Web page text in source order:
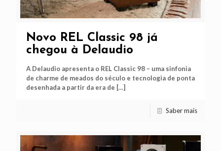
Novo REL Classic 98 já
chegou à Delaudio
A Delaudio apresenta o REL Classic 98 – uma sinfonia
de charme de meados do século e tecnologia de ponta
desenhada a partir da era de […]
Saber mais